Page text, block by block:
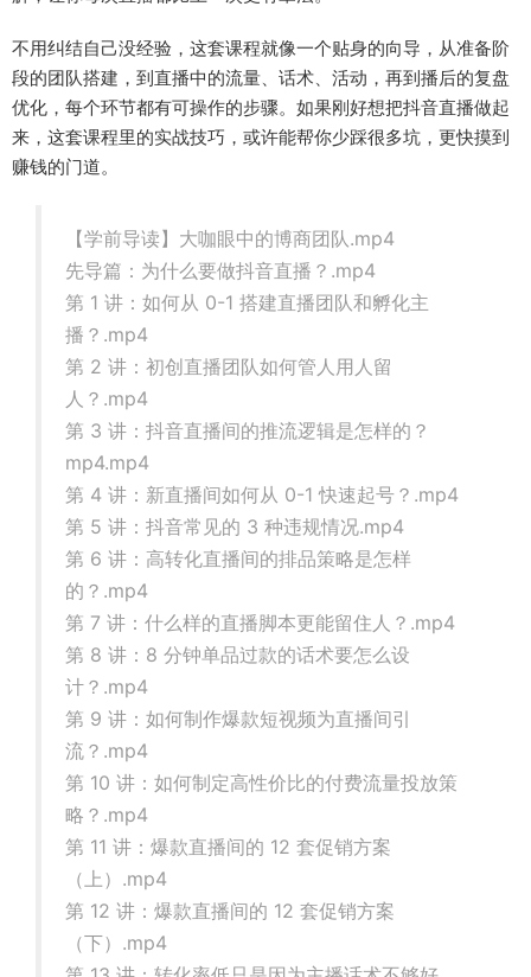
不用纠结自己没经验，这套课程就像一个贴身的向导，从准备阶
段的团队搭建，到直播中的流量、话术、活动，再到播后的复盘
优化，每个环节都有可操作的步骤。如果刚好想把抖音直播做起
来，这套课程里的实战技巧，或许能帮你少踩很多坑，更快摸到
赚钱的门道。
【学前导读】大咖眼中的博商团队.mp4
先导篇：为什么要做抖音直播？.mp4
第 1 讲：如何从 0-1 搭建直播团队和孵化主
播？.mp4
第 2 讲：初创直播团队如何管人用人留
人？.mp4
第 3 讲：抖音直播间的推流逻辑是怎样的？
mp4.mp4
第 4 讲：新直播间如何从 0-1 快速起号？.mp4
第 5 讲：抖音常见的 3 种违规情况.mp4
第 6 讲：高转化直播间的排品策略是怎样
的？.mp4
第 7 讲：什么样的直播脚本更能留住人？.mp4
第 8 讲：8 分钟单品过款的话术要怎么设
计？.mp4
第 9 讲：如何制作爆款短视频为直播间引
流？.mp4
第 10 讲：如何制定高性价比的付费流量投放策
略？.mp4
第 11 讲：爆款直播间的 12 套促销方案
（上）.mp4
第 12 讲：爆款直播间的 12 套促销方案
（下）.mp4